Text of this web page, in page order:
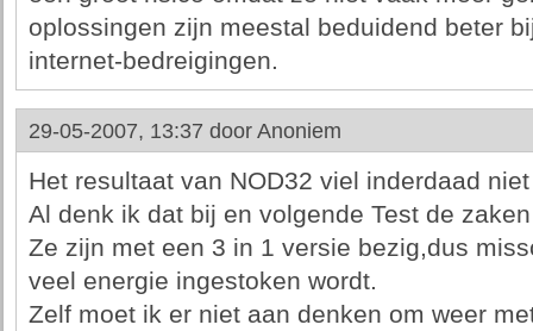
oplossingen zijn meestal beduidend beter
internet-bedreigingen.
29-05-2007, 13:37 door Anoniem
Het resultaat van NOD32 viel inderdaad
Al denk ik dat bij en volgende Test de
Ze zijn met een 3 in 1 versie bezig,dus
veel energie ingestoken wordt.
Zelf moet ik er niet aan denken om weer